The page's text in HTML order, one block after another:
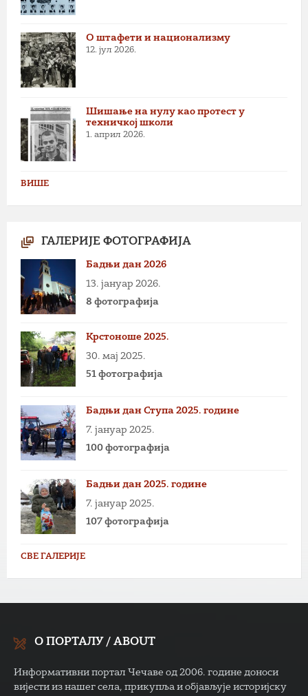
О штафети и национализму
12. јул 2026.
Шишање на нулу као протест у
техничкој школи
1. април 2026.
ВИШЕ
ГАЛЕРИЈЕ ФОТОГРАФИЈА
Бадњи дан 2026
13. јануар 2026.
8 фотографија
Крстоноше 2025.
30. мај 2025.
51 фотографија
Бадњи дан Ступа 2025. године
7. јануар 2025.
100 фотографија
Бадњи дан 2025. године
7. јануар 2025.
107 фотографија
СВЕ ГАЛЕРИЈЕ
О ПОРТАЛУ / ABOUT
Информативни портал Чечаве од 2006. године доноси
вијести из нашег села, прикупља и објављује историјску